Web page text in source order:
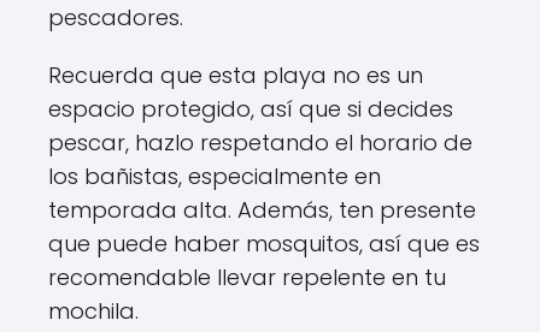
pescadores.
Recuerda que esta playa no es un
espacio protegido, así que si decides
pescar, hazlo respetando el horario de
los bañistas, especialmente en
temporada alta. Además, ten presente
que puede haber mosquitos, así que es
recomendable llevar repelente en tu
mochila.